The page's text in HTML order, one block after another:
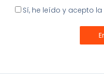
Aceptación
Sí, he leído y acepto la